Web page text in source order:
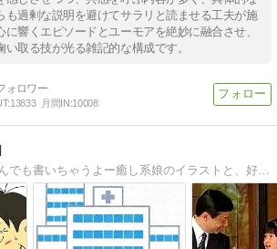
も過剰な説明を避けてサラリと読ませる工夫が施
響くエピソードとユーモアを絶妙に融合させ、
い取る技が光る雑記的な構成です。
13833 月間IN:10008
書きたいことなんでも書いちゃうよー癒し系娘のイラストと、好奇心旺盛なおばちゃんのブログです。ヨロシク！